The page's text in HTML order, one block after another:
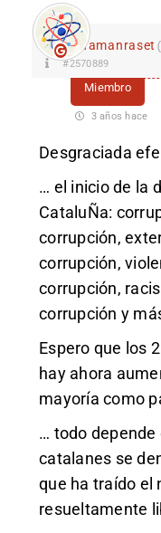
Tamanraset
#2570889
Miembro
3 años hace
Desgraciada
… el inicio de la
CataluÑa:
corrupción,
corrupción,
corrupción,
corrupción y
Espero que los
hay ahora
mayoría como
… todo depende
catalanes se
que ha traído el
resueltamente